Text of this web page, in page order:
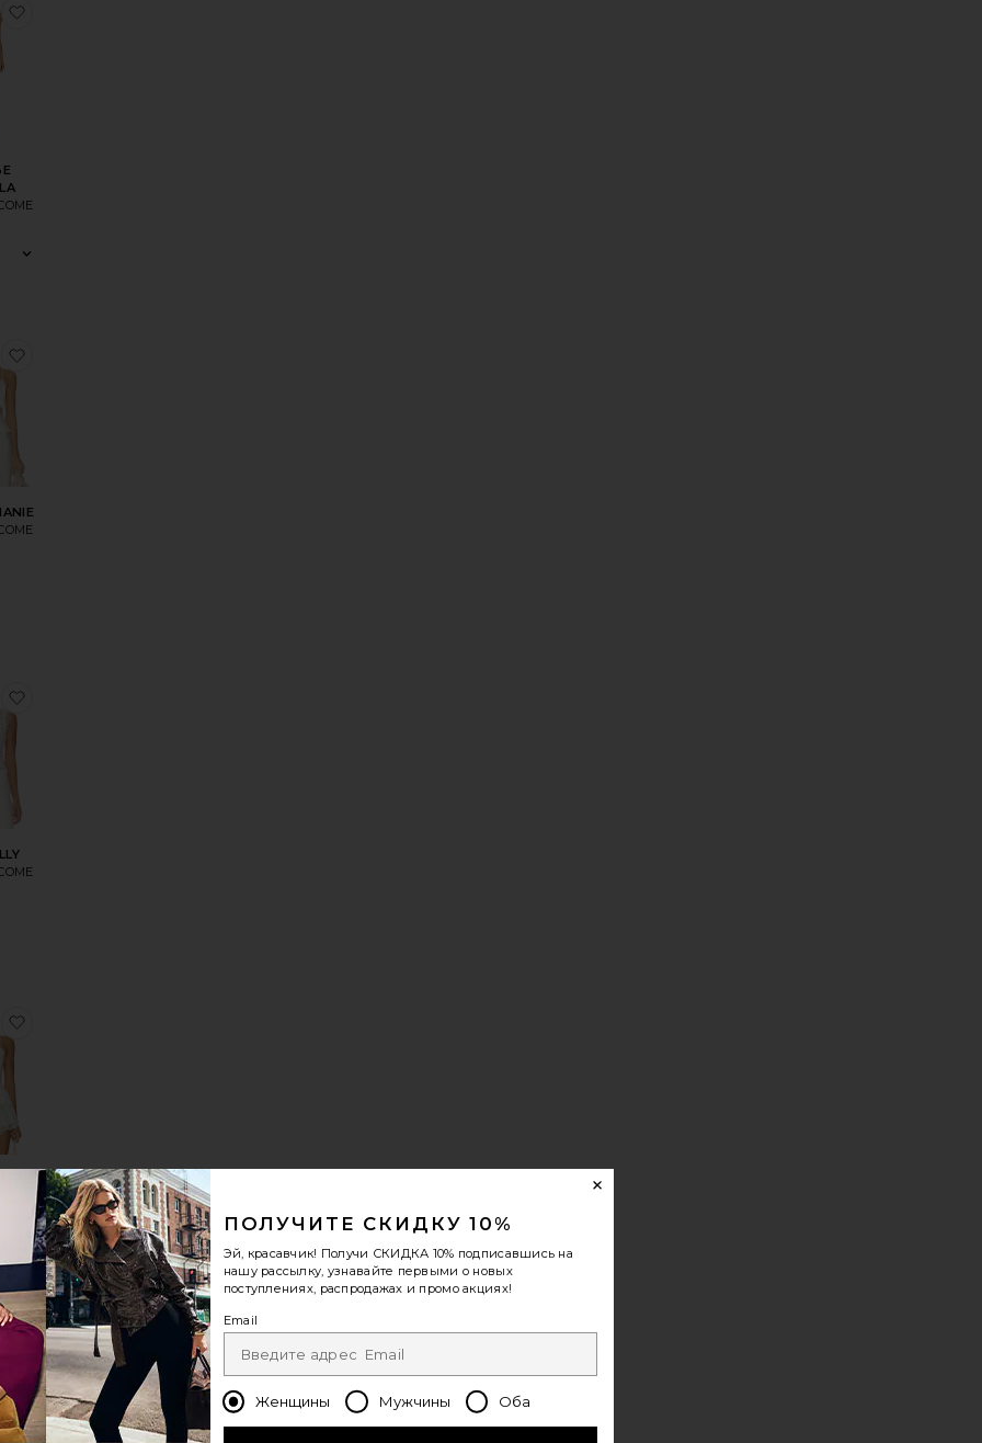
LISSETH
BREA
ANDERS
DYLAN
JOVIE
SORIYA
избранноеПЛАТЬЕ LILI
ПОЛУЧИТЕ СКИДКУ 10%
Эй, красавчик! Получи СКИДКА 10% подписавшись на
нашу рассылку, узнавайте первыми о новых
поступлениях, распродажах и промо акциях!
Email
Женщины Мужчины Оба